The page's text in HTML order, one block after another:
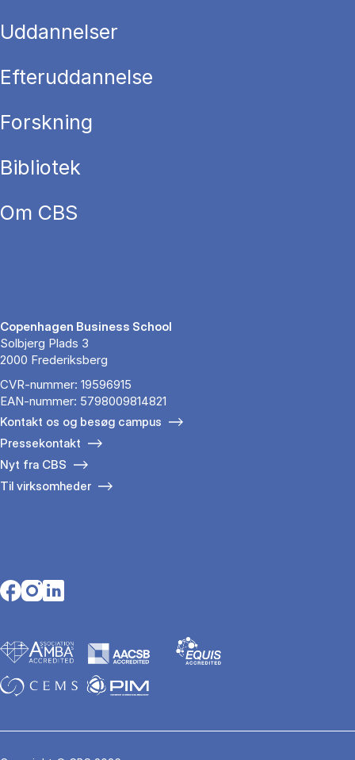
Uddannelser
Efteruddannelse
Forskning
Bibliotek
Om CBS
Copenhagen Business School
Solbjerg Plads 3
2000 Frederiksberg
CVR-nummer: 19596915
EAN-nummer: 5798009814821
Kontakt os og besøg campus
Pressekontakt
Nyt fra CBS
Til virksomheder
Opens in a new tab
Opens in a new tab
Opens in a new tab